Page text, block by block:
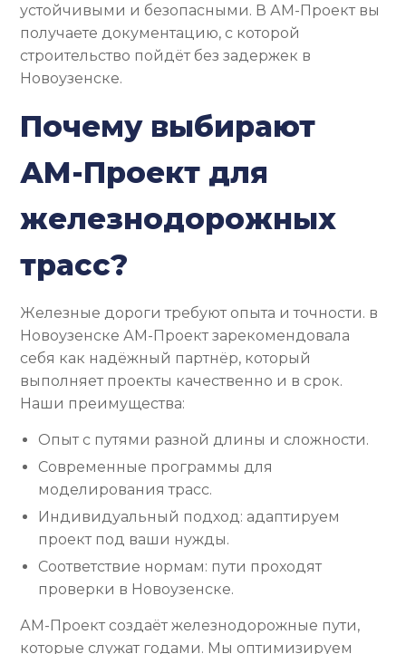
устойчивыми и безопасными. В АМ-Проект вы
получаете документацию, с которой
строительство пойдёт без задержек в
Новоузенске.
Почему выбирают
АМ-Проект для
железнодорожных
трасс?
Железные дороги требуют опыта и точности. в
Новоузенске АМ-Проект зарекомендовала
себя как надёжный партнёр, который
выполняет проекты качественно и в срок.
Наши преимущества:
Опыт с путями разной длины и сложности.
Современные программы для
моделирования трасс.
Индивидуальный подход: адаптируем
проект под ваши нужды.
Соответствие нормам: пути проходят
проверки в Новоузенске.
АМ-Проект создаёт железнодорожные пути,
которые служат годами. Мы оптимизируем